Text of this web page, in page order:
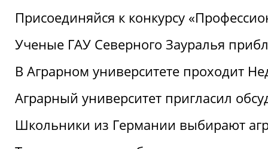
Присоединяйся к конкурсу
Ученые ГАУ Северного Зауралья
В Аграрном университете проходит
Аграрный университет пригласил
Школьники из Германии выбирают